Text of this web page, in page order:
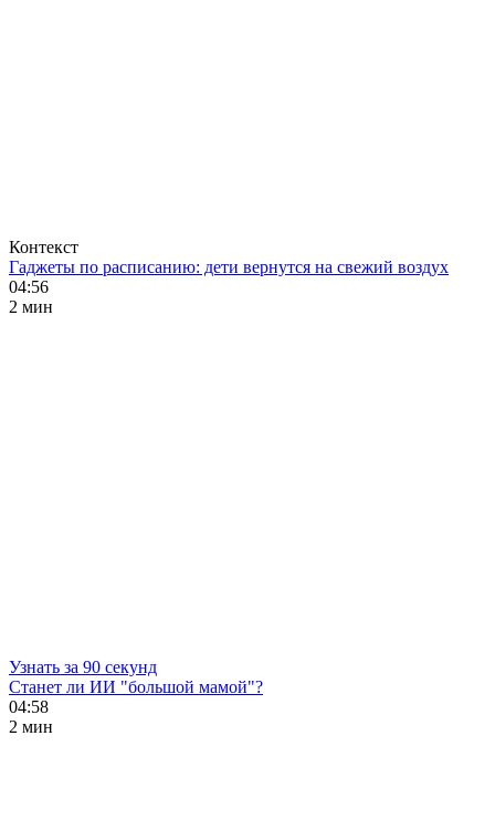
Контекст
Гаджеты по расписанию: дети вернутся на свежий воздух
04:56
2 мин
Узнать за 90 секунд
Станет ли ИИ "большой мамой"?
04:58
2 мин